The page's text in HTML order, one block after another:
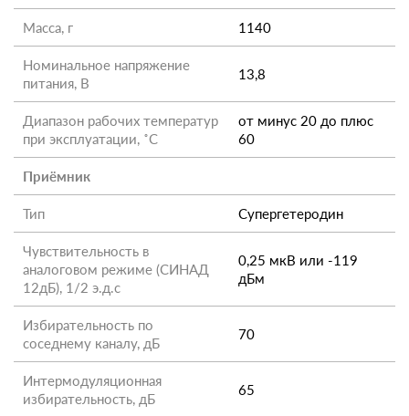
Масса, г 1140
Номинальное напряжение
питания, В
13,8
Диапазон рабочих температур
при эксплуатации, ˚С
от минус 20 до плюс
60
Приёмник
Тип Супергетеродин
Чувствительность в
аналоговом режиме (СИНАД
12дБ), 1/2 э.д.с
0,25 мкВ или -119
дБм
Избирательность по
соседнему каналу, дБ
70
Интермодуляционная
избирательность, дБ
65